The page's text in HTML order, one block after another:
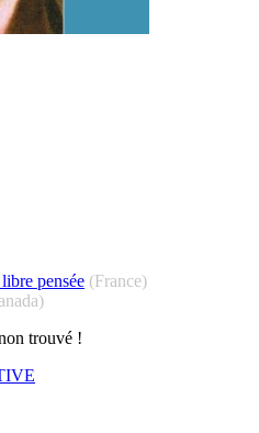
pensée (France)
trouvé !